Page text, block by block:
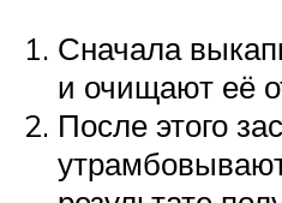
Сначала
и очищают её
После этого